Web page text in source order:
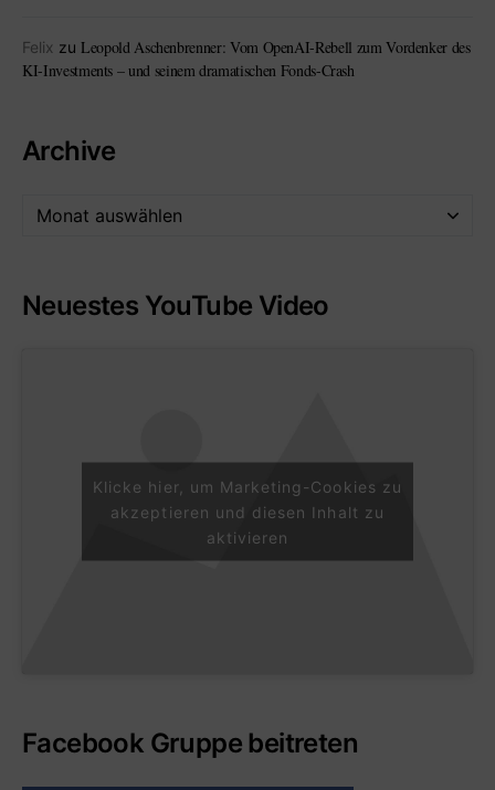
Felix zu Leopold Aschenbrenner: Vom OpenAI-Rebell zum Vordenker des
KI-Investments – und seinem dramatischen Fonds-Crash
Archive
Neuestes YouTube Video
Klicke hier, um Marketing-Cookies zu
akzeptieren und diesen Inhalt zu
aktivieren
Facebook Gruppe beitreten